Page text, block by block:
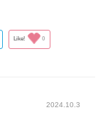
して欲しいです。
Like! 0
2024.10.3